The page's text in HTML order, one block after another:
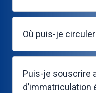
Où puis-je circuler
Puis-je souscrire
d’immatriculation